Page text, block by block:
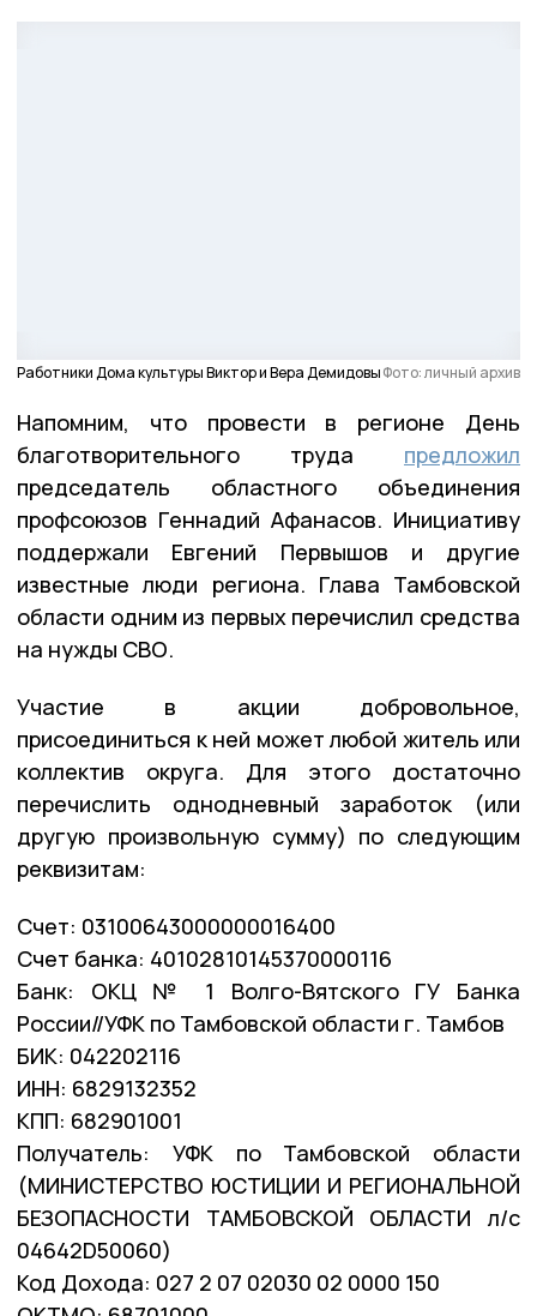
Работники Дома культуры Виктор и Вера ДемидовыФото: личный архив
Напомним, что провести в регионе День
благотворительного труда предложил
председатель областного объединения
профсоюзов Геннадий Афанасов. Инициативу
поддержали Евгений Первышов и другие
известные люди региона. Глава Тамбовской
области одним из первых перечислил средства
на нужды СВО.
Участие в акции добровольное,
присоединиться к ней может любой житель или
коллектив округа. Для этого достаточно
перечислить однодневный заработок (или
другую произвольную сумму) по следующим
реквизитам:
Счет: 03100643000000016400
Счет банка: 40102810145370000116
Банк: ОКЦ № 1 Волго-Вятского ГУ Банка
России//УФК по Тамбовской области г. Тамбов
БИК: 042202116
ИНН: 6829132352
КПП: 682901001
Получатель: УФК по Тамбовской области
(МИНИСТЕРСТВО ЮСТИЦИИ И РЕГИОНАЛЬНОЙ
БЕЗОПАСНОСТИ ТАМБОВСКОЙ ОБЛАСТИ л/с
04642D50060)
Код Дохода: 027 2 07 02030 02 0000 150